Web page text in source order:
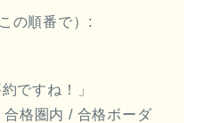
の順番で）:
ですね！」
格圏内 / 合格ボーダ